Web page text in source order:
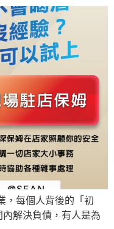
，每個人背後的「初
解決負債，有人是為